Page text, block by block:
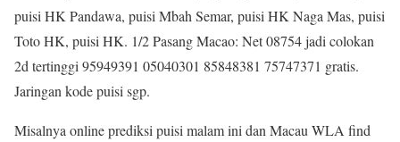
puisi HK Pandawa, puisi Mbah Semar, puisi HK Naga Mas, puisi
Toto HK, puisi HK. 1/2 Pasang Macao: Net 08754 jadi colokan
2d tertinggi 95949391 05040301 85848381 75747371 gratis.
Jaringan kode puisi sgp.
Misalnya online prediksi puisi malam ini dan Macau WLA find